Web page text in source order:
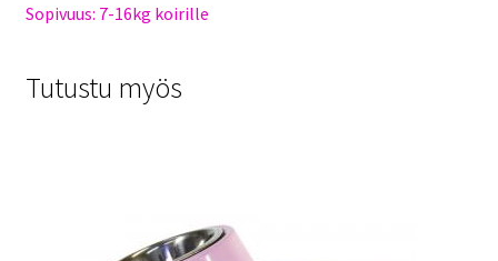
Sopivuus: 7-16kg koirille
Tutustu myös